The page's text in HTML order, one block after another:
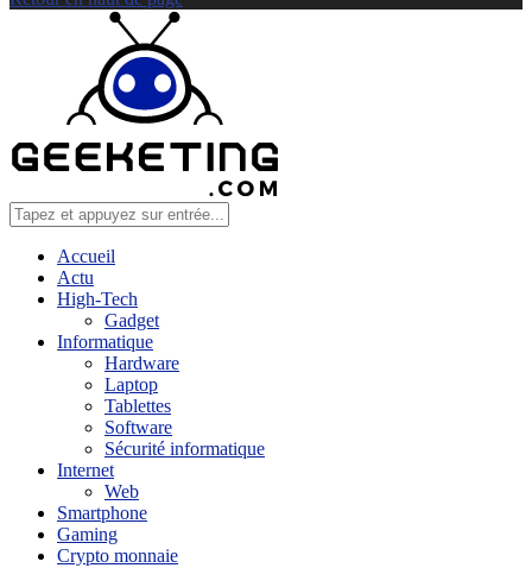
Accueil
Actu
High-Tech
Gadget
Informatique
Hardware
Laptop
Tablettes
Software
Sécurité informatique
Internet
Web
Smartphone
Gaming
Crypto monnaie